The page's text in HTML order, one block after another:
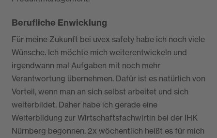
Berufliche Enwicklung
Für meine Zukunft bei uvex safety habe ich noch viele
Wünsche. Ich möchte mich weiterentwickeln und
irgendwann mal Aufgaben mit noch mehr
Verantwortung übernehmen. Dafür ist es natürlich von
Vorteil, wenn man an sich selbst arbeitet und sich
weiterbildet. Daher habe ich gerade eine
Weiterbildung zur Wirtschaftsfachwirtin bei der IHK
Nürnberg begonnen. 2x wöchentlich heißt es für mich